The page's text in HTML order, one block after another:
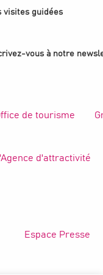
visites guidées
vous à notre
de tourisme
L'Agence d'attractivité
Espace Presse